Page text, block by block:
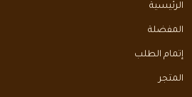
الرئيسية
المفضلة
إتمام الطلب
المتجر